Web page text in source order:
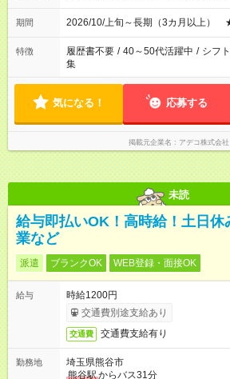
期間 2026/10/上旬～長期（3カ月以上）
特徴 履歴書不要 / 40～50代活躍中 / シフ
集
気になる！ 応募する
掲載元企業名 アデコ株式会社
未読
給与即払いOK！高時給！土日休
業など
派遣 ブランクOK WEB登録・面接OK
給与
時給1200円
交通費別途支給あり
交通費 交通費支給有り
勤務地
埼玉県熊谷市
熊谷駅からバス31分